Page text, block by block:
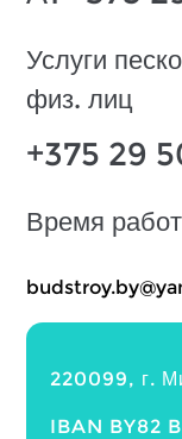
Услуги
физ. лиц
+375 29
Время
@yb.yortsdub
220099, г.
IBAN BY82